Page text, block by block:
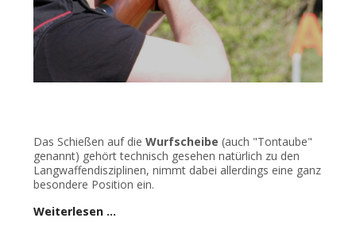
Das Schießen auf die Wurfscheibe (auch "Tontaube"
genannt) gehört technisch gesehen natürlich zu den
Langwaffendisziplinen, nimmt dabei allerdings eine ganz
besondere Position ein.
Weiterlesen …